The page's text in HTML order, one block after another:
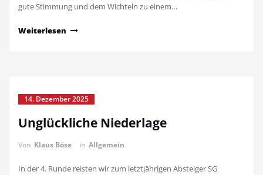
gute Stimmung und dem Wichteln zu einem…
Weiterlesen
14. Dezember 2025
Unglückliche Niederlage
Von Klaus Böse in Allgemein
In der 4. Runde reisten wir zum letztjährigen Absteiger SG